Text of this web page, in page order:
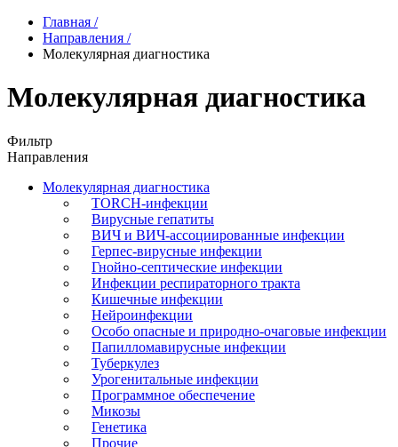
Главная /
Направления /
Молекулярная диагностика
Молекулярная диагностика
Фильтр
Направления
Молекулярная диагностика
TORCH-инфекции
Вирусные гепатиты
ВИЧ и ВИЧ-ассоциированные инфекции
Герпес-вирусные инфекции
Гнойно-септические инфекции
Инфекции респираторного тракта
Кишечные инфекции
Нейроинфекции
Особо опасные и природно-очаговые инфекции
Папилломавирусные инфекции
Туберкулез
Урогенитальные инфекции
Программное обеспечение
Микозы
Генетика
Прочие